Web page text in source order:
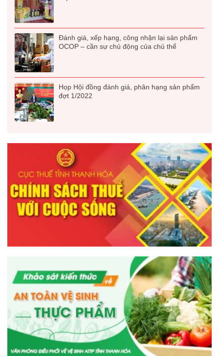
Đánh giá, xếp hạng, công nhận lại sản phẩm
OCOP – cần sự chủ động của chủ thể
Họp Hội đồng đánh giá, phân hạng sản phẩm
đợt 1/2022